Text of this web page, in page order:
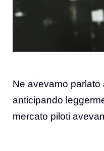
Ne avevamo parlato
anticipando
mercato piloti